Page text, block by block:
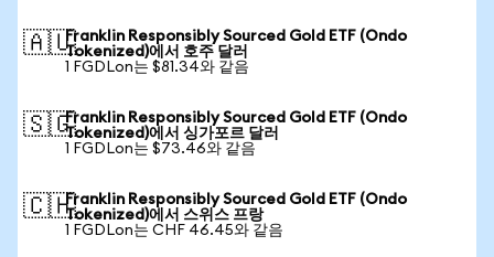
🇦🇺Franklin Responsibly Sourced Gold ETF (Ondo
Tokenized)에서 호주 달러
1 FGDLon는 $81.34와 같음
🇸🇬Franklin Responsibly Sourced Gold ETF (Ondo
Tokenized)에서 싱가포르 달러
1 FGDLon는 $73.46와 같음
🇨🇭Franklin Responsibly Sourced Gold ETF (Ondo
Tokenized)에서 스위스 프랑
1 FGDLon는 CHF 46.45와 같음